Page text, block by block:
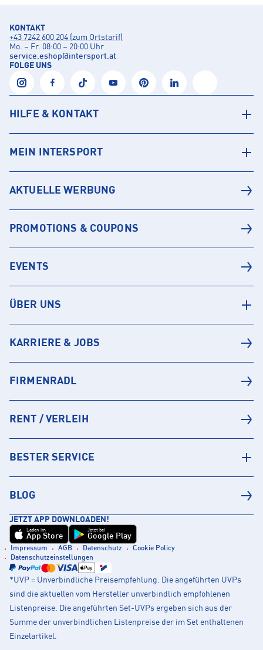
KONTAKT
+43 7242 600 204 (zum Ortstarif)
Mo. – Fr. 08:00 – 20:00 Uhr
service.eshop@intersport.at
FOLGE UNS
HILFE & KONTAKT
MEIN INTERSPORT
AKTUELLE WERBUNG
PROMOTIONS & COUPONS
EVENTS
ÜBER UNS
KARRIERE & JOBS
FIRMENRADL
RENT / VERLEIH
BESTER SERVICE
BLOG
JETZT APP DOWNLOADEN!
Laden im
App Store
Jetzt bei
Google Play
Impressum AGB Datenschutz
Cookie Policy
Datenschutzeinstellungen
*UVP = Unverbindliche Preisempfehlung. Die angeführten UVPs
sind die aktuellen vom Hersteller unverbindlich empfohlenen
Listenpreise. Die angeführten Set-UVPs ergeben sich aus der
Summe der unverbindlichen Listenpreise der im Set enthaltenen
Einzelartikel.